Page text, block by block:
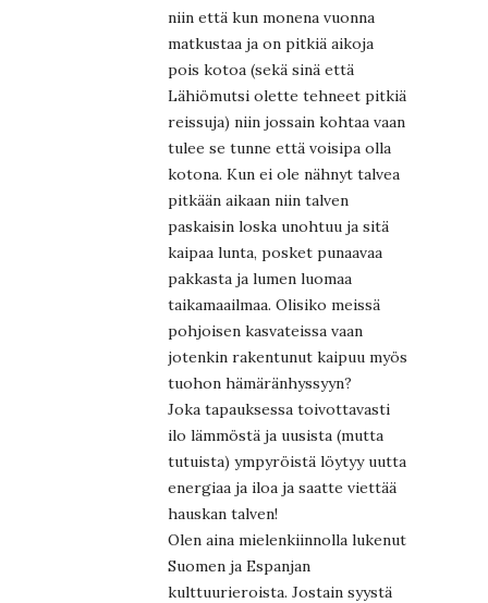
niin että kun monena vuonna
matkustaa ja on pitkiä aikoja
pois kotoa (sekä sinä että
Lähiömutsi olette tehneet pitkiä
reissuja) niin jossain kohtaa vaan
tulee se tunne että voisipa olla
kotona. Kun ei ole nähnyt talvea
pitkään aikaan niin talven
paskaisin loska unohtuu ja sitä
kaipaa lunta, posket punaavaa
pakkasta ja lumen luomaa
taikamaailmaa. Olisiko meissä
pohjoisen kasvateissa vaan
jotenkin rakentunut kaipuu myös
tuohon hämäränhyssyyn?
Joka tapauksessa toivottavasti
ilo lämmöstä ja uusista (mutta
tutuista) ympyröistä löytyy uutta
energiaa ja iloa ja saatte viettää
hauskan talven!
Olen aina mielenkiinnolla lukenut
Suomen ja Espanjan
kulttuurieroista. Jostain syystä